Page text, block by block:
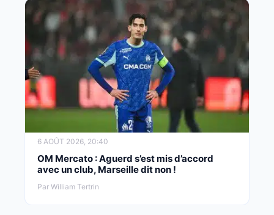
6 AOÛT 2026, 20:40
OM Mercato : Aguerd s’est mis d’accord
avec un club, Marseille dit non !
Par William Tertrin